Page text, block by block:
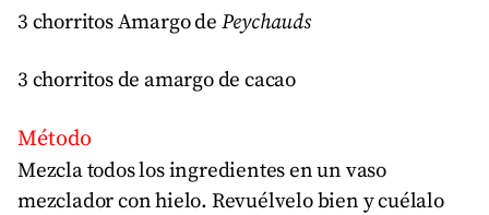
3 chorritos Amargo de Peychauds
3 chorritos de amargo de cacao
Método
Mezcla todos los ingredientes en un vaso
mezclador con hielo. Revuélvelo bien y cuélalo